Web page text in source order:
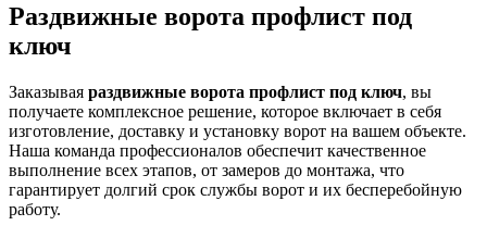
Раздвижные ворота профлист под
ключ
Заказывая раздвижные ворота профлист под ключ, вы
получаете комплексное решение, которое включает в себя
изготовление, доставку и установку ворот на вашем объекте.
Наша команда профессионалов обеспечит качественное
выполнение всех этапов, от замеров до монтажа, что
гарантирует долгий срок службы ворот и их бесперебойную
работу.